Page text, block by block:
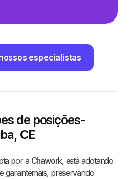
especialistas
de posições-
CE
por a Chawork, está adotando
garantemais, preservando